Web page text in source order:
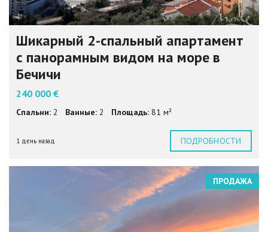
Шикарный 2-спальный апартамент
с панорамным видом на море в
Бечичи
240 000 €
Спальни: 2 Ванные: 2 Площадь: 81 м²
1 день назад ПОДРОБНОСТИ
ПРОДАЖА